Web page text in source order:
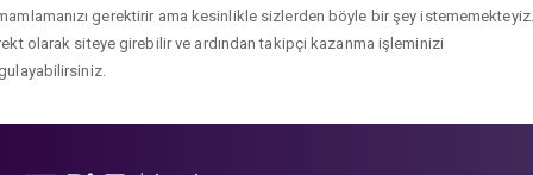
gerektirir ama kesinlikle sizlerden böyle bir şey istememekteyiz.
olarak siteye girebilir ve ardından takipçi kazanma işleminizi